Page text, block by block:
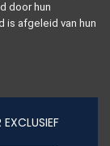
door hun
is afgeleid van hun